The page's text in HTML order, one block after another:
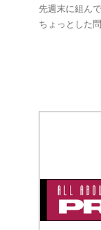
先週末に組ん
ちょっとした